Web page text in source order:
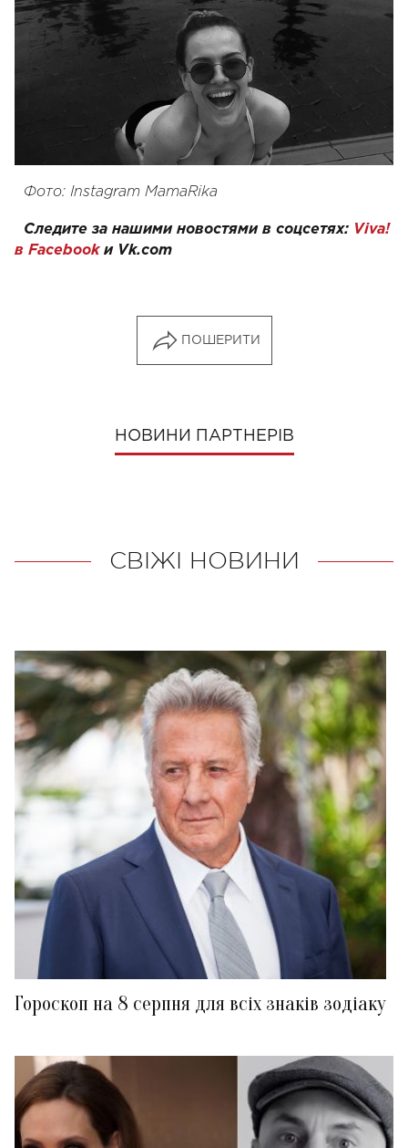
Фото: Instagram MamaRika
Следите за нашими новостями в соцсетях: Viva!
в Facebookи Vk.com
ПОШЕРИТИ
НОВИНИ ПАРТНЕРІВ
СВІЖІ НОВИНИ
Гороскоп на 8 серпня для всіх знаків зодіаку